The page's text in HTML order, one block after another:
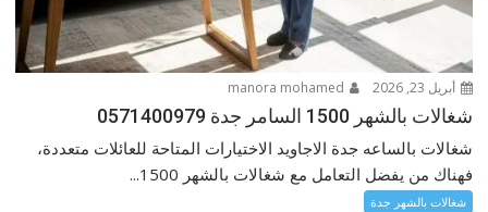
أبريل 23, 2026
شغالات بالشهر 1500 السامر جدة 0571400979
شغالات بالساعه جدة الاجاويد الاختيارات المتاحة للعائلات متعددة،
فهناك من يفضل التعامل مع شغالات بالشهر 1500...
شغالات بالشهر جدة